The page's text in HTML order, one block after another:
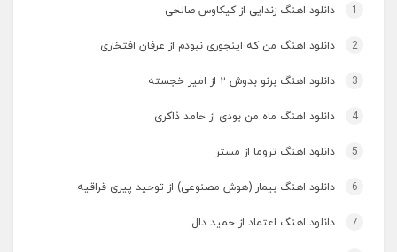
1 دانلود اهنگ زندایی از کیکاوس صالحی
2 دانلود اهنگ من که اینجوری نبودم از عرفان افتخاری
3 دانلود اهنگ برنو بدوش ۲ از امیر خجسته
4 دانلود اهنگ ماه من بودی از حامد ذاکری
5 دانلود اهنگ تروما از مستر
6 دانلود اهنگ بیمار (هوش مصنوعی) از توحید پیری قراقیه
7 دانلود اهنگ اعتماد از حمید دال